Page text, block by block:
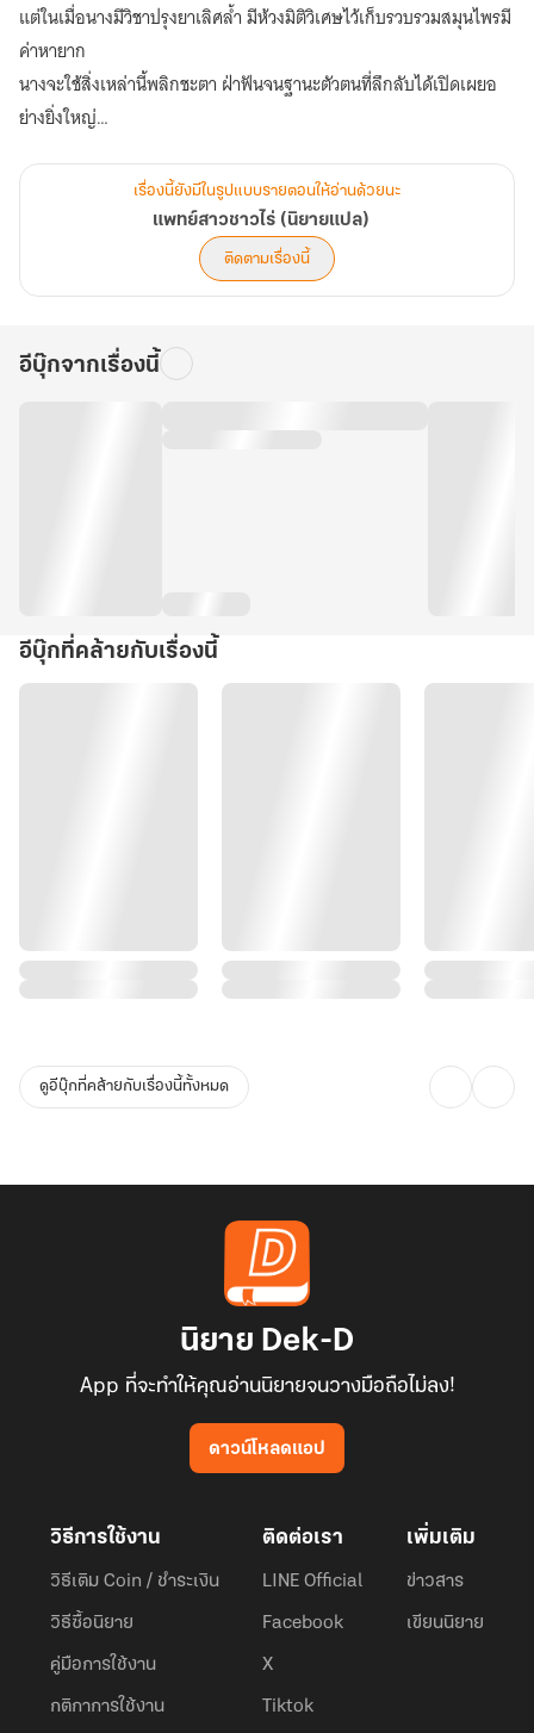
แต่ในเมื่อนางมีวิชาปรุงยาเลิศล้ำ มีห้วงมิติวิเศษไว้เก็บรวบรวมสมุนไพรมี
ค่าหายาก
นางจะใช้สิ่งเหล่านี้พลิกชะตา ฝ่าฟันจนฐานะตัวตนที่ลึกลับได้เปิดเผยอ
ย่างยิ่งใหญ่
ครั้งหนึ่งนางบังเอิญถูกบุรุษรูปงามช่วยชีวิตไว้
หลังจากนั้น ‘เจ้าสุนัขป่า’ ผู้แสนเย็นชาน่าครั่นคร้ามตัวนี้
ก็เอาแต่ห่มหนังลูกสุนัขตัวน้อยน่ารักเวลาอยู่กับนาง
คอยเคล้าเคลียทำตัวออดอ้อนอย่างสุดกำลัง
เช่นนั้นใช้กายใจนี้ตอบแทนดีหรือไม่
เรื่องนี้ยังมีในรูปแบบรายตอนให้อ่านด้วยนะ
แพทย์สาวชาวไร่ (นิยายแปล)
ติดตามเรื่องนี้
อีบุ๊กจากเรื่องนี้
อีบุ๊กที่คล้ายกับเรื่องนี้
ดูอีบุ๊กที่คล้ายกับเรื่องนี้ทั้งหมด
นิยาย Dek-D
App ที่จะทำให้คุณอ่านนิยายจนวางมือถือไม่ลง!
ดาวน์โหลดแอป
วิธีการใช้งาน
วิธีเติม Coin / ชำระเงิน
วิธีซื้อนิยาย
คู่มือการใช้งาน
กติกาการใช้งาน
ติดต่อเรา
LINE Official
Facebook
X
Tiktok
เพิ่มเติม
ข่าวสาร
เขียนนิยาย